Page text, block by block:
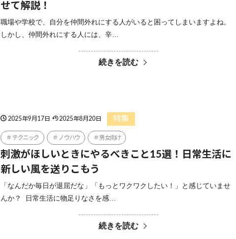
せて解説！
職場や学校で、自分を仲間外れにする人がいると困ってしまいますよね。
しかし、仲間外れにする人には、辛…
続きを読む
2025年9月17日 2025年8月20日 特集
テクニック ノウハウ 男女向け
刺激がほしいときにやるべきこと15選！日常生活に
新しい風を送りこもう
「なんだか毎日が退屈だな」「もっとワクワクしたい！」と感じていませ
んか？ 日常生活に物足りなさを感…
続きを読む